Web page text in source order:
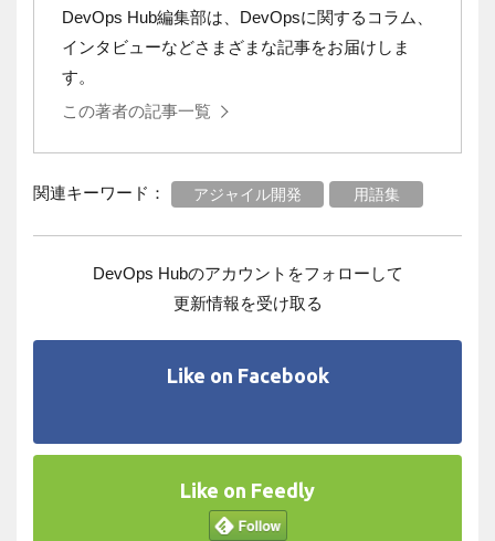
DevOps Hub編集部は、DevOpsに関するコラム、
インタビューなどさまざまな記事をお届けしま
す。
この著者の記事一覧
関連キーワード： アジャイル開発 用語集
DevOps Hubのアカウントをフォローして
更新情報を受け取る
Like on Facebook
Like on Feedly